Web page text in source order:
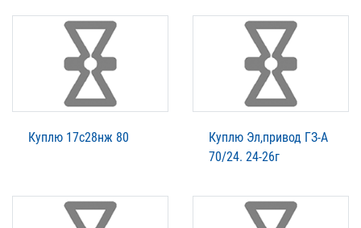
Куплю 17с28нж 80
Куплю Эл,привод ГЗ-А
70/24. 24-26г